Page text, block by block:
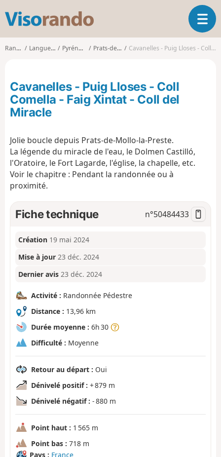
s
o
d
o
O
u
v
n
Randonnées Languedoc-Roussillon Pyrénées-Orientales Prats-de-Mollo-la-Preste Cavanelles - Puig Lloses - Coll Comella - Faig Xintat - Coll del Miracle
Cavanelles - Puig Lloses - Coll
Comella - Faig Xintat - Coll del
Miracle
Jolie boucle depuis Prats-de-Mollo-la-Preste.
La légende du miracle de l'eau, le Dolmen Castilló,
l'Oratoire, le Fort Lagarde, l'église, la chapelle, etc.
Voir le chapitre : Pendant la randonnée ou à
proximité.
Fiche technique n°50484433
Création 19 mai 2024
Mise à jour 23 déc. 2024
Dernier avis 23 déc. 2024
Activité : Randonnée Pédestre
Distance : 13,96 km
Durée moyenne : 6h 30
Difficulté : Moyenne
Retour au départ : Oui
Dénivelé positif : + 879 m
Dénivelé négatif : - 880 m
Point haut : 1 565 m
Point bas : 718 m
Pays : France